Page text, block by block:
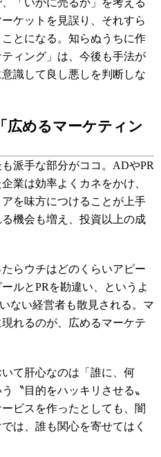
「いかに売るか」を考える
ケットを見誤り、それすら
とになる。知らぬうちに作
ィング」は、今後も手法が
識して良し悪しを判断しな
広めるマーケティン
派手な部分がココ。ADやPR
業は効率よくカネをかけ、
を味方につけることが上手
機会も増え、投資以上の成
らウチはどのくらいアピー
ルとPRを勘違い、というよ
ない経営者も散見される。マ
れるのが、広めるマーケテ
て肝心なのは「誰に、何
〝目的をハッキリさせる〟
ビスを作ったとしても、闇
は、誰も関心を寄せてはく